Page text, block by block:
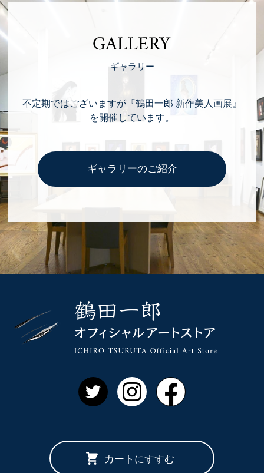
ギャラリー
不定期ではございますが『鶴田一郎 新作美人画展』
を開催しています。
ギャラリーのご紹介
Twitter Instagram
カートにすすむ